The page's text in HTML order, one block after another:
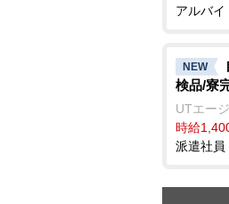
アルバ
NEW
検品/寮
UTエー
時給
派遣社員